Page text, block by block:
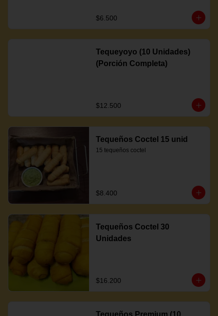
$6.500
Tequeyoyo (10 Unidades)
(Porción Completa)
$12.500
Tequeños Coctel 15 unid
15 tequeños coctel
$8.400
Tequeños Coctel 30
Unidades
$16.200
Tequeños Premium (10